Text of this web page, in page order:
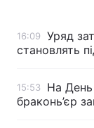
16:09
Уряд
становлять
15:53
На День
браконь’єр